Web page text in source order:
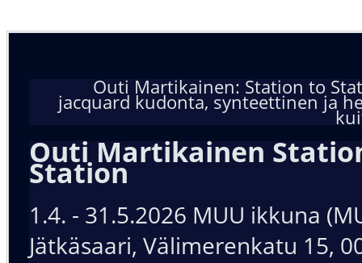
Outi Martikainen: Station to
jacquard kudonta, synteettinen ja
Outi Martikainen
Station
1.4. - 31.5.2026 MUU ikkuna
Jätkäsaari, Välimerenkatu 15,